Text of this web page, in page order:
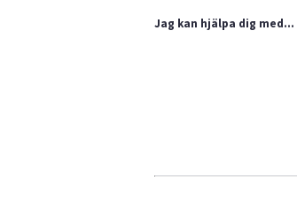
Jag kan hjälpa dig med...